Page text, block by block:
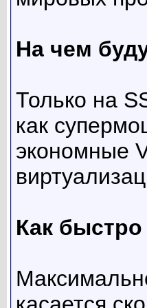
На чем
Только на
как
экономные
Как